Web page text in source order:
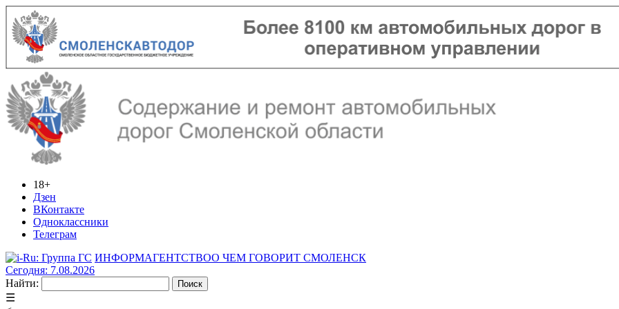
18+
Дзен
ВКонтакте
Одноклассники
Телеграм
ИНФОРМАГЕНТСТВОО ЧЕМ ГОВОРИТ СМОЛЕНСК
Сегодня: 7.08.2026
Найти:
☰